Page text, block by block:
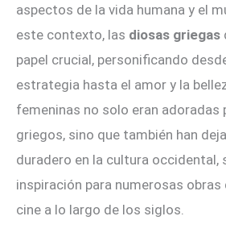
aspectos de la vida humana y el
este contexto, las diosas griegas
papel crucial, personificando
estrategia hasta el amor y la
femeninas no solo eran adoradas
griegos, sino que también han
duradero en la cultura occidental,
inspiración para numerosas
cine a lo largo de los siglos.